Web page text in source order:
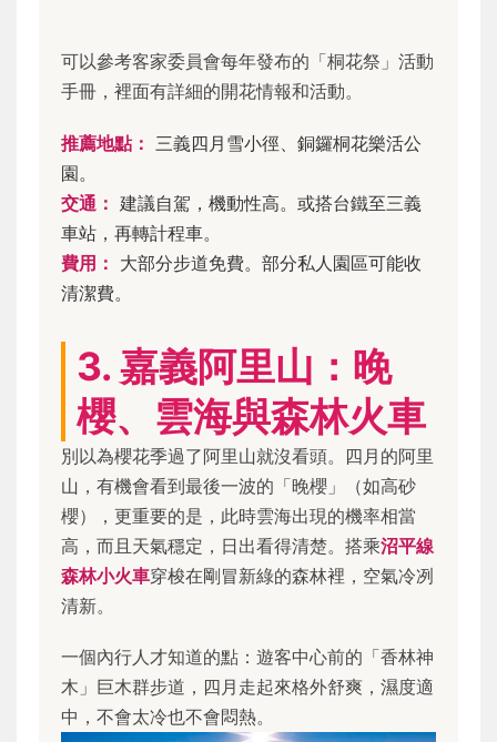
可以參考客家委員會每年發布的「桐花祭」活動
手冊，裡面有詳細的開花情報和活動。
推薦地點： 三義四月雪小徑、銅鑼桐花樂活公
園。
交通： 建議自駕，機動性高。或搭台鐵至三義
車站，再轉計程車。
費用： 大部分步道免費。部分私人園區可能收
清潔費。
3. 嘉義阿里山：晚
櫻、雲海與森林火車
別以為櫻花季過了阿里山就沒看頭。四月的阿里
山，有機會看到最後一波的「晚櫻」（如高砂
櫻），更重要的是，此時雲海出現的機率相當
高，而且天氣穩定，日出看得清楚。搭乘沼平線
森林小火車穿梭在剛冒新綠的森林裡，空氣冷冽
清新。
一個內行人才知道的點：遊客中心前的「香林神
木」巨木群步道，四月走起來格外舒爽，濕度適
中，不會太冷也不會悶熱。